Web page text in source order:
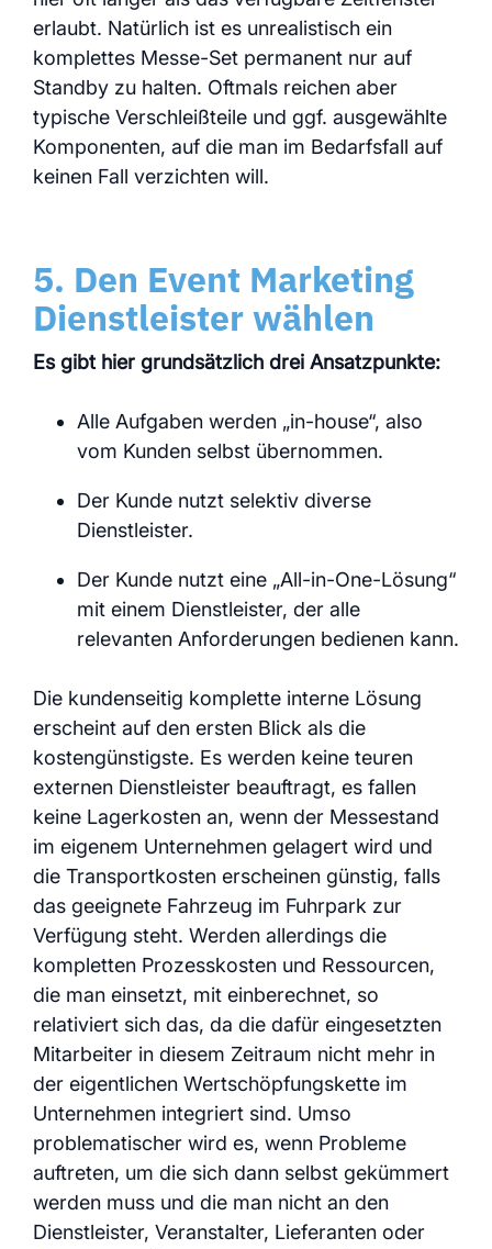
erlaubt. Natürlich ist es unrealistisch ein
komplettes Messe-Set permanent nur auf
Standby zu halten. Oftmals reichen aber
typische Verschleißteile und ggf. ausgewählte
Komponenten, auf die man im Bedarfsfall auf
keinen Fall verzichten will.
5. Den Event Marketing
Dienstleister wählen
Es gibt hier grundsätzlich drei Ansatzpunkte:
Alle Aufgaben werden „in-house“, also
vom Kunden selbst übernommen.
Der Kunde nutzt selektiv diverse
Dienstleister.
Der Kunde nutzt eine „All-in-One-Lösung“
mit einem Dienstleister, der alle
relevanten Anforderungen bedienen kann.
Die kundenseitig komplette interne Lösung
erscheint auf den ersten Blick als die
kostengünstigste. Es werden keine teuren
externen Dienstleister beauftragt, es fallen
keine Lagerkosten an, wenn der Messestand
im eigenem Unternehmen gelagert wird und
die Transportkosten erscheinen günstig, falls
das geeignete Fahrzeug im Fuhrpark zur
Verfügung steht. Werden allerdings die
kompletten Prozesskosten und Ressourcen,
die man einsetzt, mit einberechnet, so
relativiert sich das, da die dafür eingesetzten
Mitarbeiter in diesem Zeitraum nicht mehr in
der eigentlichen Wertschöpfungskette im
Unternehmen integriert sind. Umso
problematischer wird es, wenn Probleme
auftreten, um die sich dann selbst gekümmert
werden muss und die man nicht an den
Dienstleister, Veranstalter, Lieferanten oder